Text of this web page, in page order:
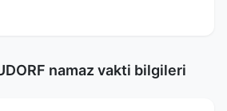
namaz vakti bilgileri